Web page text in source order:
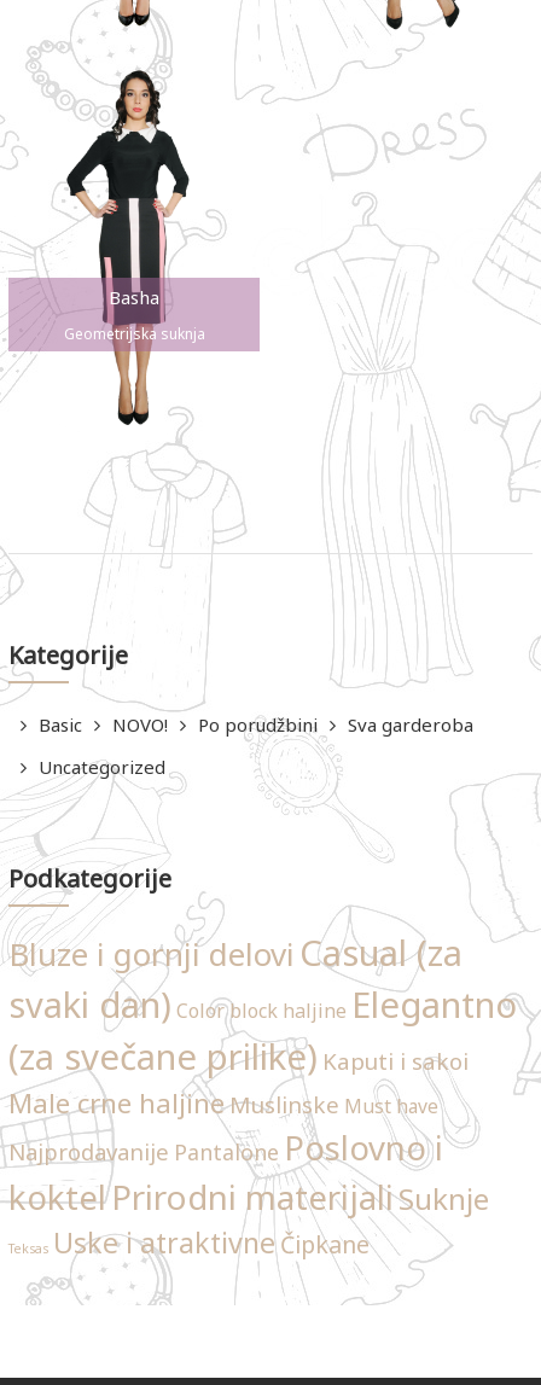
Basha
Geometrijska suknja
Kategorije
Basic NOVO! Po porudžbini
Sva garderoba
Uncategorized
Podkategorije
Bluze i gornji delovi Casual (za
svaki dan) Color block haljine Elegantno
(za svečane prilike) Kaputi i sakoi
Male crne haljineMuslinske Must have
Najprodavanije Pantalone Poslovno i
koktelPrirodni materijaliSuknje
Teksas Uske i atraktivneČipkane